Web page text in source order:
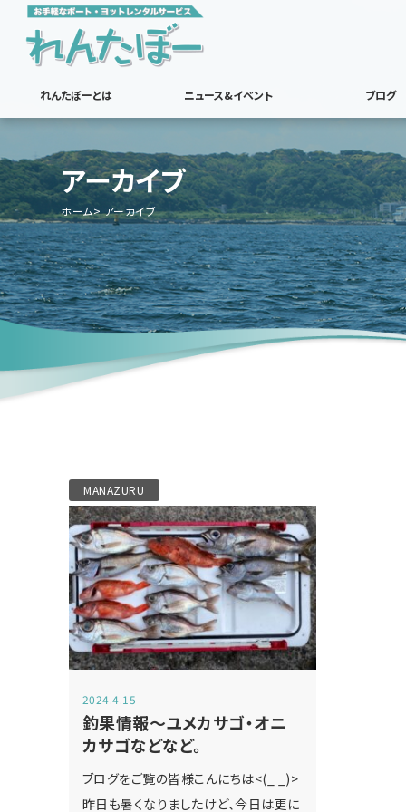
れんたぼーとは ニュース&イベント ブログ
アーカイブ
ホーム アーカイブ
MANAZURU
2024.4.15
釣果情報～ユメカサゴ・オニ
カサゴなどなど。
ブログをご覧の皆様こんにちは<(_ _)>
昨日も暑くなりましたけど、今日は更に